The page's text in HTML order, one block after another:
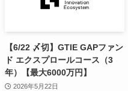
【6/22 〆切】GTIE GAPファン
ド エクスプロールコース（3
年）【最大6000万円】
2026年5月22日